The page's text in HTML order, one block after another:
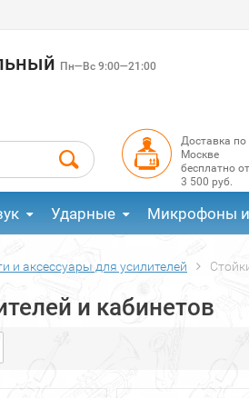
Пн—Вс 9:00—21:00
Доставка по
Москве
бесплатно от
3 500 руб.
Ударные Микрофоны
и аксессуары для усилителей
и кабинетов